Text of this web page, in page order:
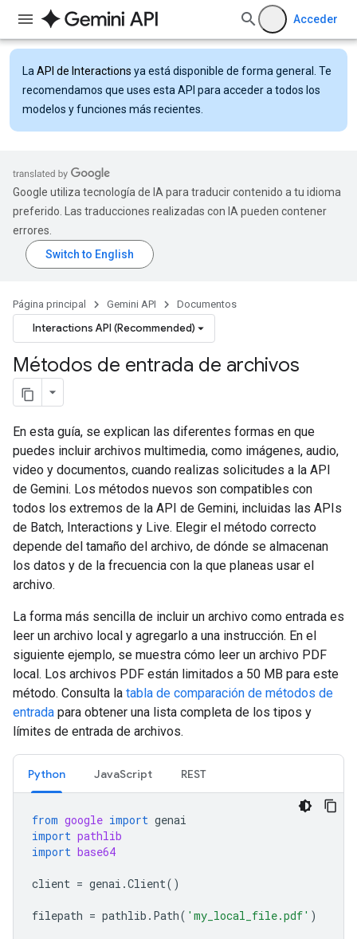
Acceder
La API de Interactions ya está disponible de forma general. Te
recomendamos que uses esta API para acceder a todos los
modelos y funciones más recientes.
Google utiliza tecnología de IA para traducir contenido a tu idioma
preferido. Las traducciones realizadas con IA pueden contener
errores.
Página principal Gemini API Documentos
Interactions API (Recommended)
Métodos de entrada de archivos
En esta guía, se explican las diferentes formas en que
puedes incluir archivos multimedia, como imágenes, audio,
video y documentos, cuando realizas solicitudes a la API
de Gemini. Los métodos nuevos son compatibles con
todos los extremos de la API de Gemini, incluidas las APIs
de Batch, Interactions y Live. Elegir el método correcto
depende del tamaño del archivo, de dónde se almacenan
los datos y de la frecuencia con la que planeas usar el
archivo.
La forma más sencilla de incluir un archivo como entrada es
leer un archivo local y agregarlo a una instrucción. En el
siguiente ejemplo, se muestra cómo leer un archivo PDF
local. Los archivos PDF están limitados a 50 MB para este
método. Consulta la tabla de comparación de métodos de
entrada para obtener una lista completa de los tipos y
límites de entrada de archivos.
Python JavaScript REST
from google import genai
import pathlib
import base64
client = genai .Client()
filepath = pathlib . Path( 'my_local_file.pdf' )